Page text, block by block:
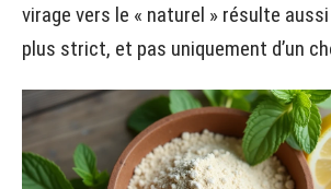
virage vers le « naturel » résulte aussi
plus strict, et pas uniquement d’un